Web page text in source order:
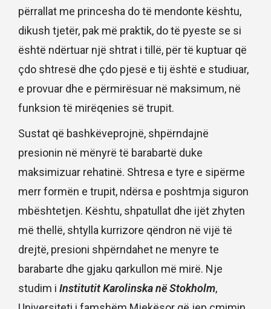
përrallat me princesha do të mendonte kështu,
dikush tjetër, pak më praktik, do të pyeste se si
është ndërtuar një shtrat i tillë, për të kuptuar që
çdo shtresë dhe çdo pjesë e tij është e studiuar,
e provuar dhe e përmirësuar në maksimum, në
funksion të mirëqenies së trupit.
Sustat që bashkëveprojnë, shpërndajnë
presionin në mënyrë të barabartë duke
maksimizuar rehatinë. Shtresa e tyre e sipërme
merr formën e trupit, ndërsa e poshtmja siguron
mbështetjen. Kështu, shpatullat dhe ijët zhyten
më thellë, shtylla kurrizore qëndron në vijë të
drejtë, presioni shpërndahet ne menyre te
barabarte dhe gjaku qarkullon më mirë. Nje
studim i Institutit Karolinska në Stokholm,